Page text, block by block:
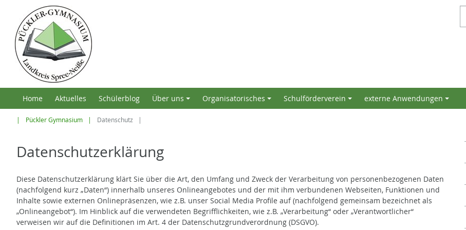
Home Aktuelles
Schülerblog
+
Über uns
+
Organisatorisches
+
Schulförderverein
+
externe Anwendungen
Pückler Gymnasium Datenschutz
Datenschutzerklärung
Diese Datenschutzerklärung klärt Sie über die Art, den Umfang und Zweck der Verarbeitung von personenbezogenen Daten
(nachfolgend kurz „Daten“) innerhalb unseres Onlineangebotes und der mit ihm verbundenen Webseiten, Funktionen und
Inhalte sowie externen Onlinepräsenzen, wie z.B. unser Social Media Profile auf (nachfolgend gemeinsam bezeichnet als
„Onlineangebot“). Im Hinblick auf die verwendeten Begrifflichkeiten, wie z.B. „Verarbeitung“ oder „Verantwortlicher“
verweisen wir auf die Definitionen im Art. 4 der Datenschutzgrundverordnung (DSGVO).